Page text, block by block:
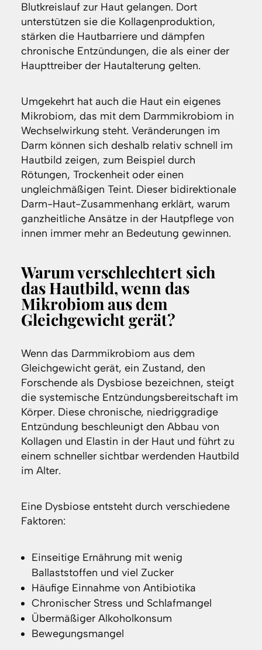
Blutkreislauf zur Haut gelangen. Dort
unterstützen sie die Kollagenproduktion,
stärken die Hautbarriere und dämpfen
chronische Entzündungen, die als einer der
Haupttreiber der Hautalterung gelten.
Umgekehrt hat auch die Haut ein eigenes
Mikrobiom, das mit dem Darmmikrobiom in
Wechselwirkung steht. Veränderungen im
Darm können sich deshalb relativ schnell im
Hautbild zeigen, zum Beispiel durch
Rötungen, Trockenheit oder einen
ungleichmäßigen Teint. Dieser bidirektionale
Darm-Haut-Zusammenhang erklärt, warum
ganzheitliche Ansätze in der Hautpflege von
innen immer mehr an Bedeutung gewinnen.
Warum verschlechtert sich
das Hautbild, wenn das
Mikrobiom aus dem
Gleichgewicht gerät?
Wenn das Darmmikrobiom aus dem
Gleichgewicht gerät, ein Zustand, den
Forschende als Dysbiose bezeichnen, steigt
die systemische Entzündungsbereitschaft im
Körper. Diese chronische, niedriggradige
Entzündung beschleunigt den Abbau von
Kollagen und Elastin in der Haut und führt zu
einem schneller sichtbar werdenden Hautbild
im Alter.
Eine Dysbiose entsteht durch verschiedene
Faktoren:
Einseitige Ernährung mit wenig
Ballaststoffen und viel Zucker
Häufige Einnahme von Antibiotika
Chronischer Stress und Schlafmangel
Übermäßiger Alkoholkonsum
Bewegungsmangel